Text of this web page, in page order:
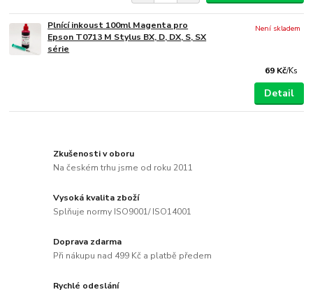
Plnící inkoust 100ml Magenta pro
Epson T0713 M Stylus BX, D, DX, S, SX
série
69 Kč/Ks
Není skladem
Detail
Zkušenosti v oboru
Na českém trhu jsme od roku 2011
Vysoká kvalita zboží
Splňuje normy ISO9001/ ISO14001
Doprava zdarma
Při nákupu nad 499 Kč a platbě předem
Rychlé odeslání